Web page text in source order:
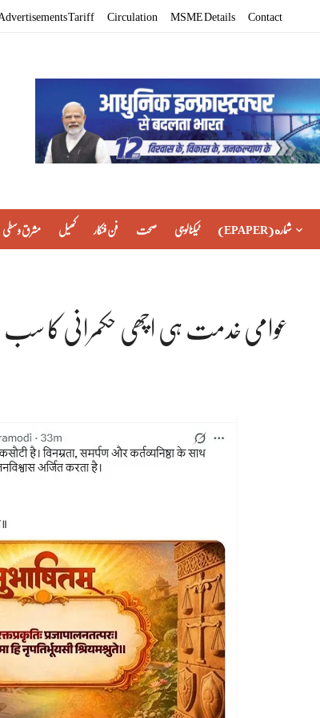
Tariff Circulation MSME Details Contact
مشرق وسطی کھیل فن فنکار صحت ٹیکنالوجی (EPAPER) شماره
عوامی خدمت ہی اچھی حکمرانی کا